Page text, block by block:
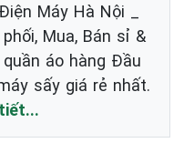
Máy Hà Nội _
Mua, Bán sỉ &
áo hàng Đầu
sấy giá rẻ nhất.